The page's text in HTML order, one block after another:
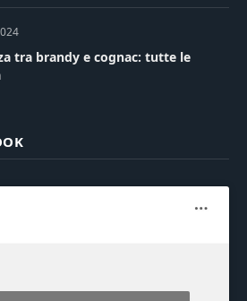
tra brandy e cognac: tutte le